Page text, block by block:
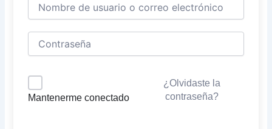
Mantenerme conectado
¿Olvidaste la
contraseña?